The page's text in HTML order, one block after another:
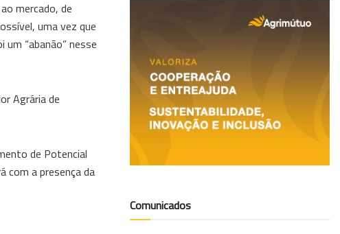
mercado, de
uma vez que
“abanão” nesse
Agrária de
de Potencial
com a presença da
Comunicados